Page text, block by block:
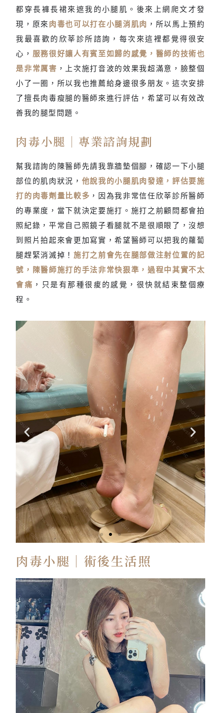
都穿長褲長裙來遮我的小腿肌。後來上網爬文才發
現，原來 肉毒也可以打在小腿消肌肉 ，所以馬上預約
我最喜歡的欣莘診所諮詢，每次來這裡都覺得很安
心， 服務很好讓人有賓至如歸的感覺，醫師的技術也
是非常厲害 ，上次施打音波的效果我超滿意，臉整個
小了一圈，所以我也推薦給身邊很多朋友。這次安排
了擅長肉毒瘦腿的醫師來進行評估，希望可以有效改
善我的腿型問題。
肉毒小腿｜專業諮詢規劃
幫我諮詢的陳醫師先請我靠牆墊個腳，確認一下小腿
部位的肌肉狀況， 他說我的小腿肌肉發達，評估要施
打的肉毒劑量比較多 ，因為我非常信任欣莘診所醫師
的專業度，當下就決定要施打。施打之前顧問都會拍
照紀錄，平常自己照鏡子看腿就不是很順眼了，沒想
到照片拍起來會更加寫實，希望醫師可以把我的蘿蔔
腿趕緊消滅掉！施打之前會先在腿部做注射位置的記
號，陳醫師施打的手法非常快狠準，過程中其實不太
會痛 ，只是有那種很痠的感覺，很快就結束整個療
程。
術
畫
線
肉毒小腿｜術後生活照